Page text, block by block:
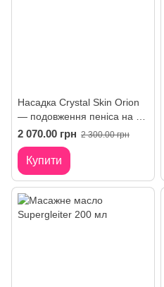
Насадка Crystal Skin Orion
— подовження пеніса на 5
см, отвір для яєчок
2 070.00 грн 2 300.00 грн
Купити